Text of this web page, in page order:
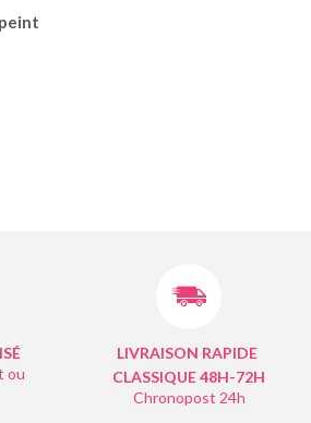
ou
LIVRAISON RAPIDE
CLASSIQUE 48H-72H
Chronopost 24h